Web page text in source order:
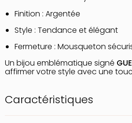
Finition : Argentée
Style : Tendance et élégant
Fermeture : Mousqueton
Un bijou emblématique signé
affirmer votre style avec une
Caractéristiques